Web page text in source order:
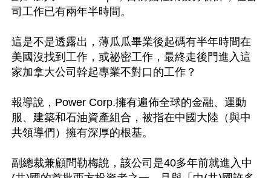
司工作已有兩年半時間。
這是不是透露出，薄瓜瓜畢業後起碼有半年時間在
美國沒找到工作，或祕密工作，最終走後門進入這
家加拿大公司幹起專業不對口的工作？
報導說，Power Corp.擁有遍佈全球的金融、運動
服、建築和石油資產組合，被指在中國大陸（與中
共領導們）擁有深厚的根基。
副總裁兼顧問勒梅說，該公司是40多年前就進入中